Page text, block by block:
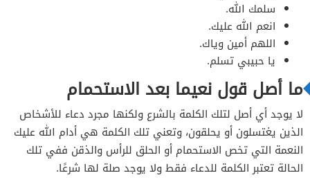
سلمك الله.
انعم الله عليك.
اللهم أمين وياك.
يا حبيبي تسلم.
ما أصل قول نعيما بعد الاستحمام
لا يوجد أي أصل لتلك الكلمة بالشرع ولكنها مجرد دعاء للأشخاص
الذين يغتسلون أو يحلقون، وتعني تلك الكلمة هي أدام الله عليك
النعمة التي تخص الاستحمام أو الحلق للرأس والذقن ففي تلك
الحالة تعتبر الكلمة للدعاء فقط ولا يوجد صلة لها شرعًا.